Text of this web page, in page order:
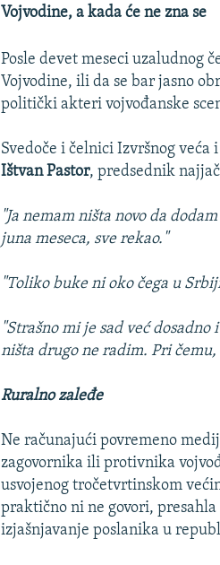
Vojvodine, a kada će ne zna se
Posle devet meseci uzaludnog
Vojvodine, ili da se bar jasno
politički akteri vojvođanske
Svedoče i čelnici Izvršnog
Ištvan Pastor, predsednik
"Ja nemam ništa novo da
juna meseca, sve rekao."
"Toliko buke ni oko čega u
"Strašno mi je sad već
ništa drugo ne radim. Pri
Ruralno zaleđe
Ne računajući povremeno
zagovornika ili protivnika
usvojenog tročetvrtinskom
praktično ni ne govori,
izjašnjavanje poslanika u